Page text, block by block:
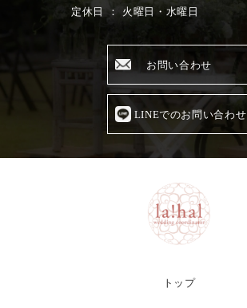
定休日 ： 火曜日・水曜日
お問い合わせ
LINEでのお問い合わせ
トップ